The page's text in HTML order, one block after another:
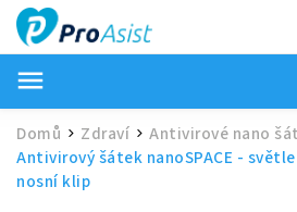
Domů / Zdraví / Antivirové nano
Antivirový šátek nanoSPACE -
nosní klip